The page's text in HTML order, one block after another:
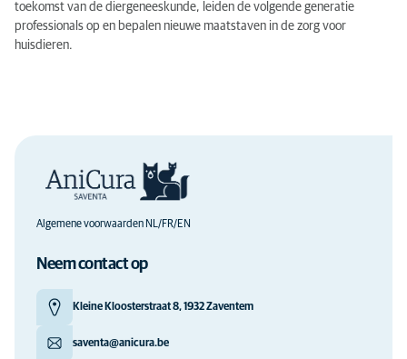
toekomst van de diergeneeskunde, leiden de volgende generatie
professionals op en bepalen nieuwe maatstaven in de zorg voor
huisdieren.
Algemene voorwaarden NL/FR/EN
Neem contact op
Kleine Kloosterstraat 8, 1932 Zaventem
saventa@anicura.be